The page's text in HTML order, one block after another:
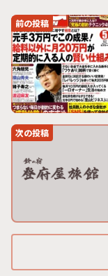
前の投稿
次の投稿